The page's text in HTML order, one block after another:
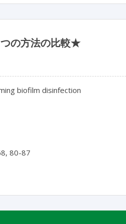
の方法の比較★
biofilm disinfection
80-87